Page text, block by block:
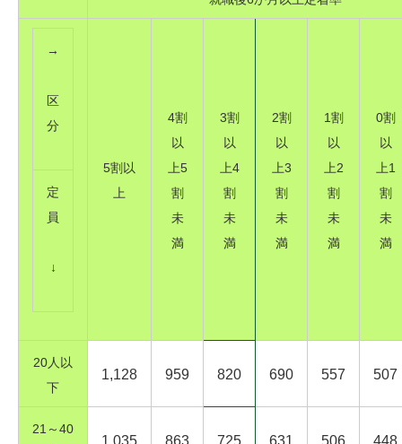
→
区
分
定
員
↓
5割以
上
4割
以
上5
割
未
満
3割
以
上4
割
未
満
2割
以
上3
割
未
満
1割
以
上2
割
未
満
0割
以
上1
割
未
満
20人以
下
1,128 959 820 690 557 507
21～40